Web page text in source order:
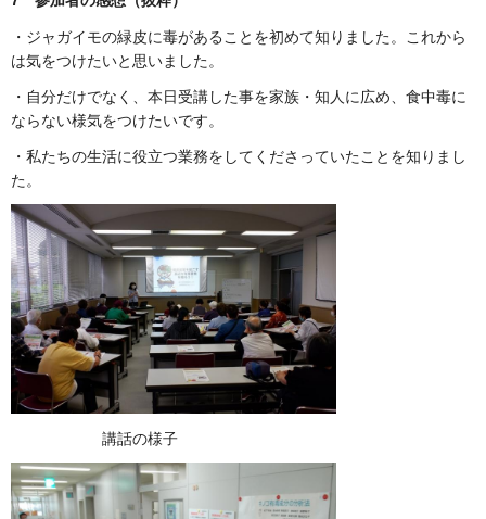
・ジャガイモの緑皮に毒があることを初めて知りました。これから
は気をつけたいと思いました。
・自分だけでなく、本日受講した事を家族・知人に広め、食中毒に
ならない様気をつけたいです。
・私たちの生活に役立つ業務をしてくださっていたことを知りまし
た。
講話の様子